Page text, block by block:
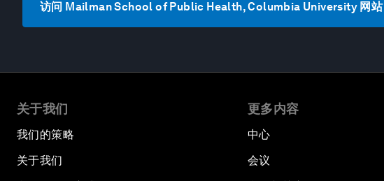
访问 Mailman School of Public Health, Columbia University 网站
关于我们
我们的策略
关于我们
更多内容
中心
会议